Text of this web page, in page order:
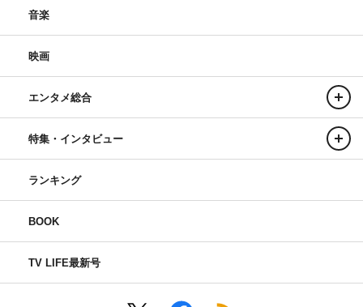
音楽
映画
エンタメ総合
特集・インタビュー
ランキング
BOOK
TV LIFE最新号